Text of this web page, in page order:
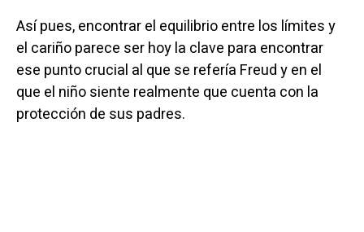
Así pues, encontrar el equilibrio entre los límites y
el cariño parece ser hoy la clave para encontrar
ese punto crucial al que se refería Freud y en el
que el niño siente realmente que cuenta con la
protección de sus padres.